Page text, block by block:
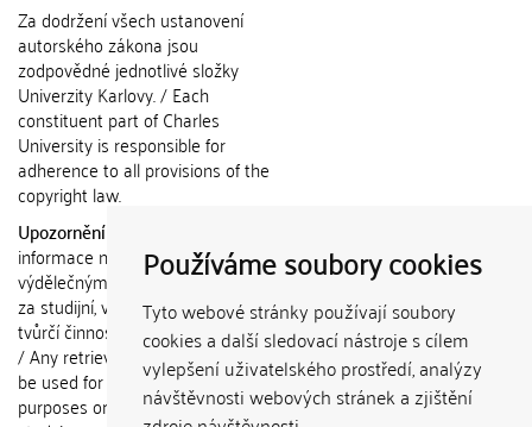
Používáme soubory cookies
Tyto webové stránky používají soubory
cookies a další sledovací nástroje s cílem
vylepšení uživatelského prostředí, analýzy
návštěvnosti webových stránek a zjištění
Za dodržení všech ustanovení
autorského zákona jsou
zodpovědné jednotlivé složky
Univerzity Karlovy. / Each
constituent part of Charles
University is responsible for
adherence to all provisions of the
copyright law.
Upozornění / Notice:
informace nemohou být použity k
výdělečným účelům nebo vydávány
za studijní, vědeckou nebo jinou
tvůrčí činnost jiné osoby než autora.
/ Any retrieved information shall not
be used for any commercial
purposes or claimed as results of